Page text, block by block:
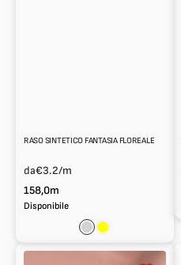
RASO SINTETICO FANTASIA FLOREALE
da€3.2/m
158,0m
Disponibile
Grigio
Chiaro
Giallo